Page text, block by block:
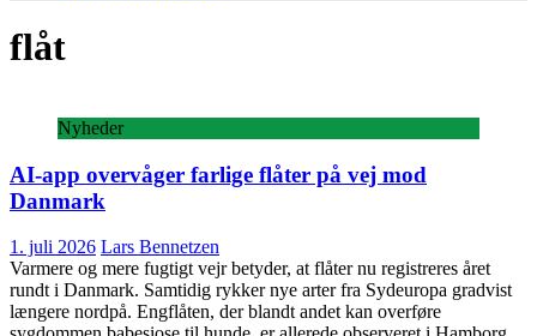
flåt
Nyheder
AI-app overvåger farlige flåter på vej mod
Danmark
1. juli 2026 Lars Bennetzen
Varmere og mere fugtigt vejr betyder, at flåter nu registreres året
rundt i Danmark. Samtidig rykker nye arter fra Sydeuropa gradvist
længere nordpå. Engflåten, der blandt andet kan overføre